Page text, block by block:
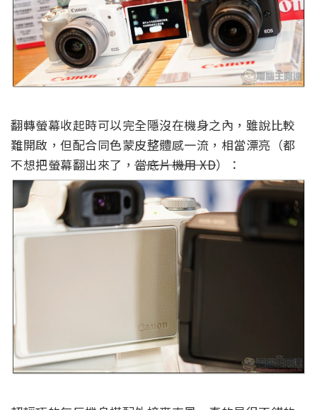
翻轉螢幕收起時可以完全隱沒在機身之內，雖說比較
難開啟，但配合同色蒙皮整體感一流，相當漂亮（都
不想把螢幕翻出來了， 當底片機用 XD）：